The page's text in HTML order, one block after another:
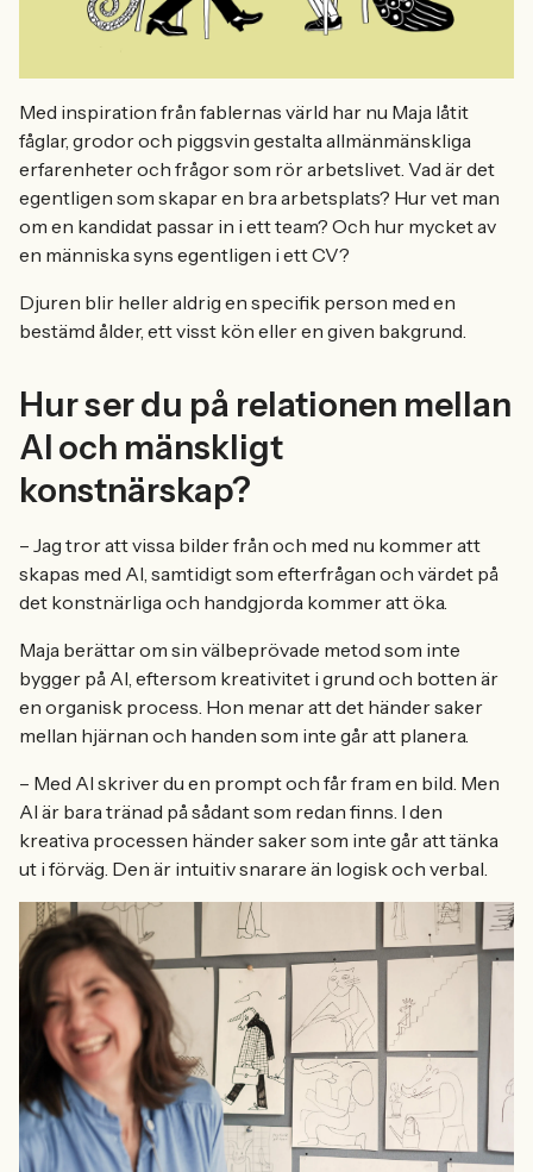
Med inspiration från fablernas värld har nu Maja låtit
fåglar, grodor och piggsvin gestalta allmänmänskliga
erfarenheter och frågor som rör arbetslivet. Vad är det
egentligen som skapar en bra arbetsplats? Hur vet man
om en kandidat passar in i ett team? Och hur mycket av
en människa syns egentligen i ett CV?
Djuren blir heller aldrig en specifik person med en
bestämd ålder, ett visst kön eller en given bakgrund.
Hur ser du på relationen mellan
AI och mänskligt
konstnärskap?
– Jag tror att vissa bilder från och med nu kommer att
skapas med AI, samtidigt som efterfrågan och värdet på
det konstnärliga och handgjorda kommer att öka.
Maja berättar om sin välbeprövade metod som inte
bygger på AI, eftersom kreativitet i grund och botten är
en organisk process. Hon menar att det händer saker
mellan hjärnan och handen som inte går att planera.
– Med AI skriver du en prompt och får fram en bild. Men
AI är bara tränad på sådant som redan finns. I den
kreativa processen händer saker som inte går att tänka
ut i förväg. Den är intuitiv snarare än logisk och verbal.